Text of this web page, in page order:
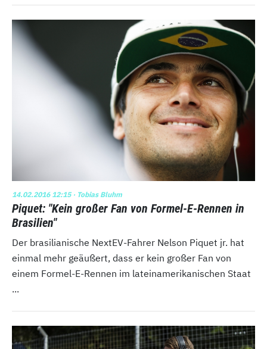
14.02.2016 12:15· Tobias Bluhm
Piquet: "Kein großer Fan von Formel-E-Rennen in
Brasilien"
Der brasilianische NextEV-Fahrer Nelson Piquet jr. hat
einmal mehr geäußert, dass er kein großer Fan von
einem Formel-E-Rennen im lateinamerikanischen Staat
...